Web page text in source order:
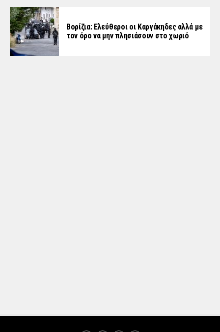
Βορίζια: Ελεύθεροι οι Καργάκηδες αλλά με
τον όρο να μην πλησιάσουν στο χωριό